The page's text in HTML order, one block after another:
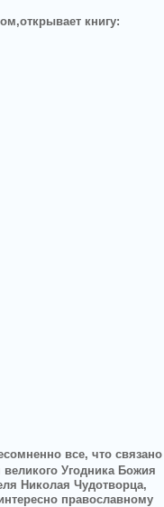
книгу:
все, что связано
Угодника Божия
Николая Чудотворца,
православному